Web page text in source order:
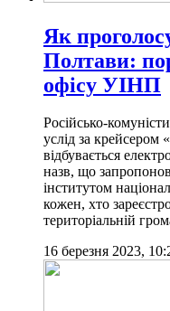
Як
Полтави:
офісу УІНП
Російсько-
услід за крейсером
відбувається
назв, що
інститутом
кожен, хто
територіальній
16 березня 2023,